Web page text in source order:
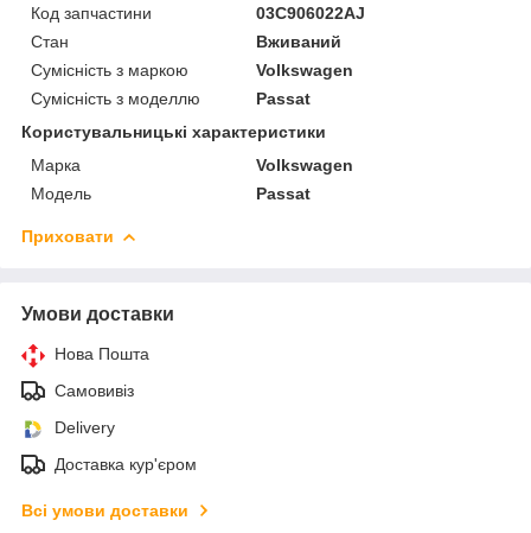
Код запчастини
03C906022AJ
Стан
Вживаний
Сумісність з маркою
Volkswagen
Сумісність з моделлю
Passat
Користувальницькі характеристики
Марка
Volkswagen
Модель
Passat
Приховати
Умови доставки
Нова Пошта
Самовивіз
Delivery
Доставка кур'єром
Всі умови доставки